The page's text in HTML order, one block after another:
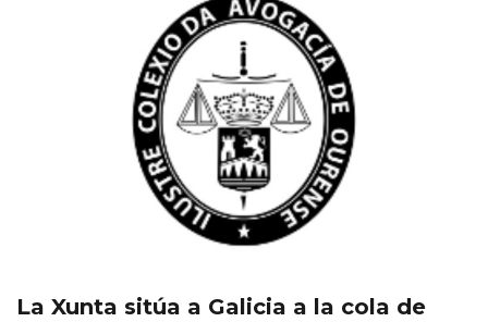
La Xunta sitúa a Galicia a la cola de